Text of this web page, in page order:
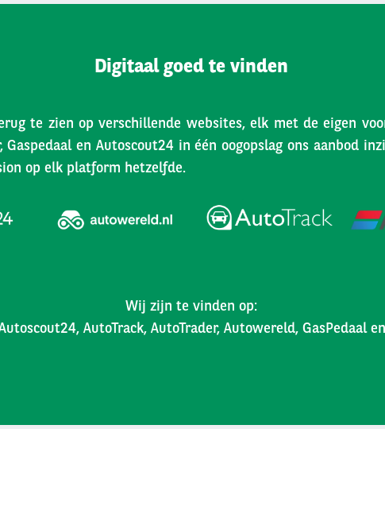
Digitaal goed te vinden
te zien op verschillende websites, elk met de eigen
Gaspedaal en Autoscout24 in één oogopslag ons aanbod
op elk platform hetzelfde.
Wij zijn te vinden op:
AutoTrack, AutoTrader, Autowereld, GasPedaal